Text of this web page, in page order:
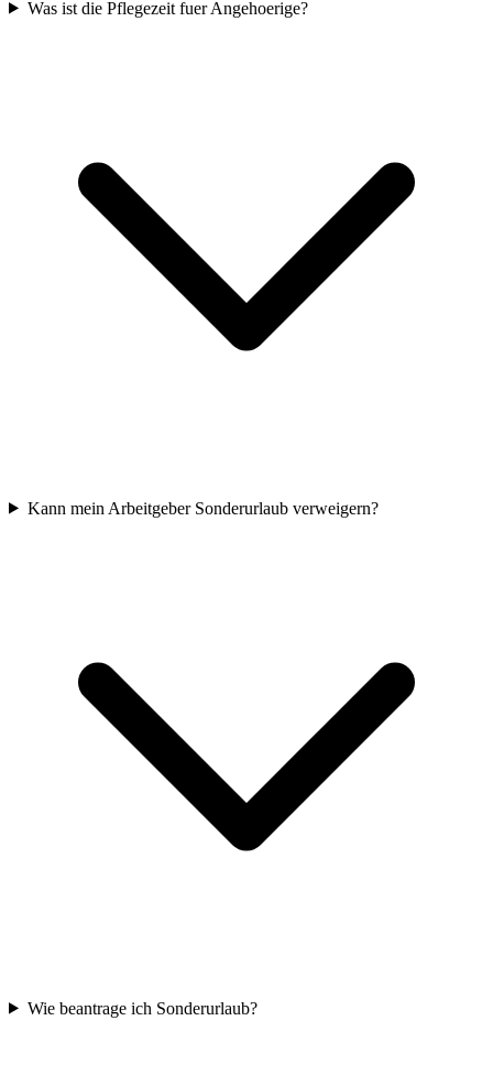
Was ist die Pflegezeit fuer Angehoerige?
Kann mein Arbeitgeber Sonderurlaub verweigern?
Wie beantrage ich Sonderurlaub?